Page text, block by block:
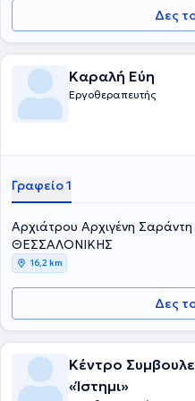
Δες
Καραλή Εύη
Εργοθεραπευτής
Γραφείο 1
Αρχιάτρου Αρχιγένη
ΘΕΣΣΑΛΟΝΙΚΗΣ
16,2 km
Δες
Κέντρο
«Ίστημι»